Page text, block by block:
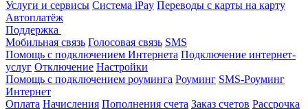
Услуги и сервисы Система iPay Переводы с карты на карту
Автоплатёж
Поддержка
Мобильная связь Голосовая связь SMS
Помощь с подключением Интернета Подключение интернет-
услуг Отключение Настройки
Помощь с подключением роуминга Роуминг SMS-Роуминг
Интернет
Оплата Начисления Пополнения счета Заказ счетов Рассрочка